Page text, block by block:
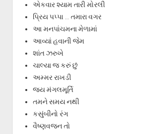
એકવાર શ્યામ તારી મોરલી
પ્રિય પપ્પા … તમારા વગર
આ મનપાંચમના મેળામાં
આવ્યાં હવાની જેમ
શાંત ઝરુખે
ચાલ્યા જ કરું છું
અમ્મર રાખડી
જય મંગલમૂર્તિ
તમને સમય નથી
કસુંબીનો રંગ
વૈષ્ણવજન તો